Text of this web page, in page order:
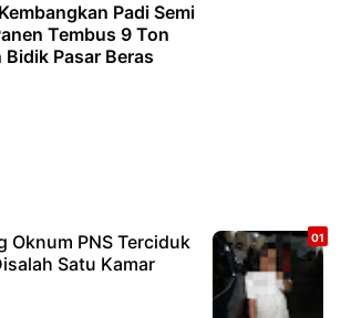
Padi Semi
Tembus 9 Ton
Pasar Beras
Oknum PNS Terciduk
Satu Kamar